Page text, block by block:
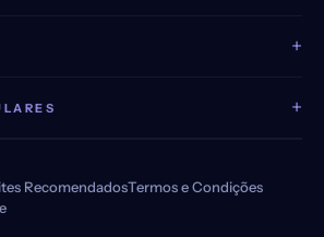
+
+
RecomendadosTermos e Condições